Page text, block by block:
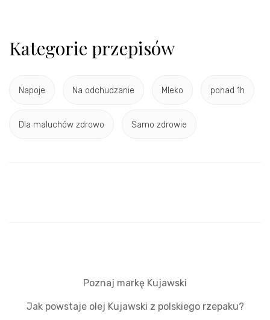
Kategorie przepisów
Napoje Na odchudzanie Mleko ponad 1h
Dla maluchów zdrowo Samo zdrowie
Poznaj markę Kujawski
Jak powstaje olej Kujawski z polskiego rzepaku?